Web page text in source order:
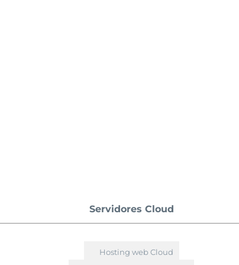
Servidores Cloud
Hosting web Cloud